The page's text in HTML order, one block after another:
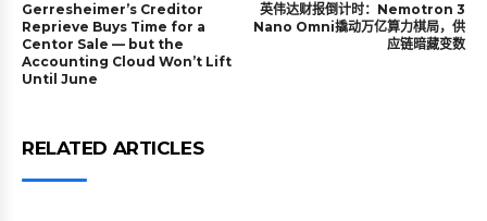
Gerresheimer’s Creditor
Reprieve Buys Time for a
Centor Sale — but the
Accounting Cloud Won’t Lift
Until June
英伟达财报倒计时：Nemotron 3
Nano Omni撬动万亿算力棋局，供
应链暗藏变数
RELATED ARTICLES